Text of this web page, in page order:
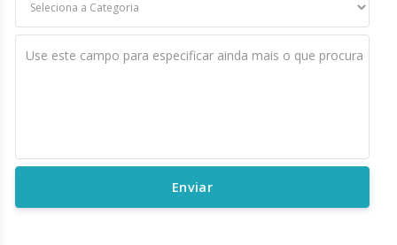
Use este campo para especificar ainda mais o que procura
Enviar